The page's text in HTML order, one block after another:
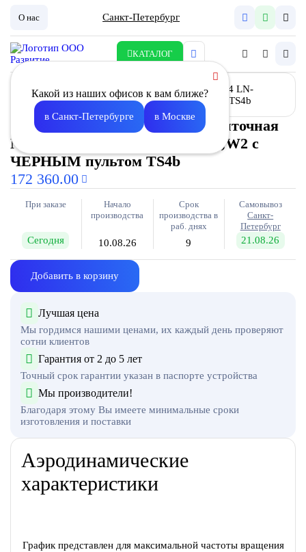
О нас Санкт-Петербург
КАТАЛОГ
Какой из наших офисов к вам ближе?
в Санкт-Петербурге в Москве
Установка вентиляционная приточная
Node4 LN- 160(50m)/VEC(S160),W2 с
ЧЕРНЫМ пультом TS4b
172 360.00
При заказе
Сегодня
Начало
производства
10.08.26
Срок
производства в
раб. днях
9
Самовывоз
Санкт-
Петербург
21.08.26
Добавить в корзину
Лучшая цена
Мы гордимся нашими ценами, их каждый день проверяют
сотни клиентов
Гарантия от 2 до 5 лет
Точный срок гарантии указан в паспорте устройства
Мы производители!
Благодаря этому Вы имеете минимальные сроки
изготовления и поставки
Аэродинамические
характеристики
График представлен для максимальной частоты вращения